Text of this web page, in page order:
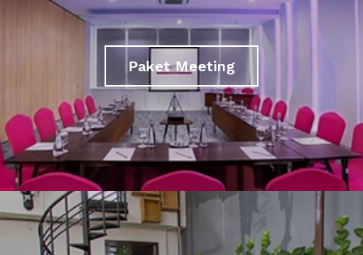
Paket Meeting